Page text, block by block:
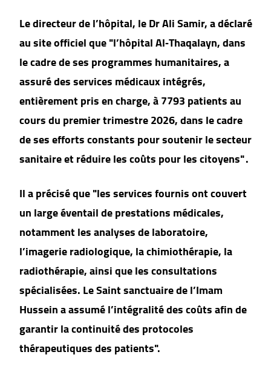
Le directeur de l’hôpital, le Dr Ali Samir, a déclaré
au site officiel que "l’hôpital Al‑Thaqalayn, dans
le cadre de ses programmes humanitaires, a
assuré des services médicaux intégrés,
entièrement pris en charge, à 7793 patients au
cours du premier trimestre 2026, dans le cadre
de ses efforts constants pour soutenir le secteur
sanitaire et réduire les coûts pour les citoyens" .
Il a précisé que "les services fournis ont couvert
un large éventail de prestations médicales,
notamment les analyses de laboratoire,
l’imagerie radiologique, la chimiothérapie, la
radiothérapie, ainsi que les consultations
spécialisées. Le Saint sanctuaire de l’Imam
Hussein a assumé l’intégralité des coûts afin de
garantir la continuité des protocoles
thérapeutiques des patients".